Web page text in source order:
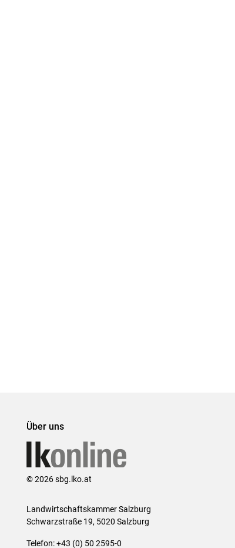
Über uns
© 2026 sbg.lko.at
Landwirtschaftskammer Salzburg
Schwarzstraße 19, 5020 Salzburg
Telefon: +43 (0) 50 2595-0